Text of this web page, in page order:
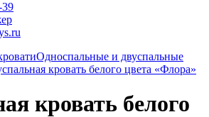
39
Односпальные и двуспальные
кровать белого цвета «Флора»
кровать белого